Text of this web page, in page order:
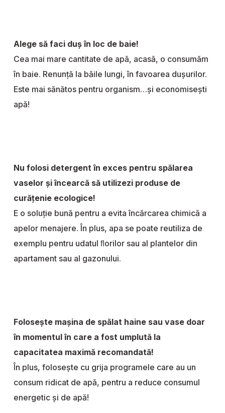
Alege să faci duş în loc de baie!
Cea mai mare cantitate de apă, acasă, o consumăm
în baie. Renunţă la băile lungi, în favoarea duşurilor.
Este mai sănătos pentru organism…și economisești
apă!
Nu folosi detergent în exces pentru spălarea
vaselor și încearcă să utilizezi produse de
curățenie ecologice!
E o soluție bună pentru a evita încărcarea chimică a
apelor menajere. În plus, apa se poate reutiliza de
exemplu pentru udatul ﬂorilor sau al plantelor din
apartament sau al gazonului.
Folosește mașina de spălat haine sau vase doar
în momentul în care a fost umplută la
capacitatea maximă recomandată!
În plus, folosește cu grija programele care au un
consum ridicat de apă, pentru a reduce consumul
energetic și de apă!